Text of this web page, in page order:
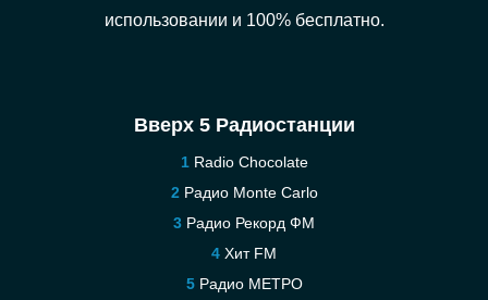
использовании и 100% бесплатно.
Вверх 5 Радиостанции
Radio Chocolate
Радио Monte Carlo
Радио Рекорд ФМ
Хит FM
Радио МЕТРО